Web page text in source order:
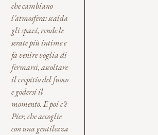
che cambiano
l’atmosfera: scalda
gli spazi, rende le
serate più intime e
fa venire voglia di
fermarsi, ascoltare
il crepitio del fuoco
e godersi il
momento. E poi c’è
Pier, che accoglie
con una gentilezza